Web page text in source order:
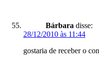
Bárbara disse:
28/12/2010 às 11:44
gostaria de receber o